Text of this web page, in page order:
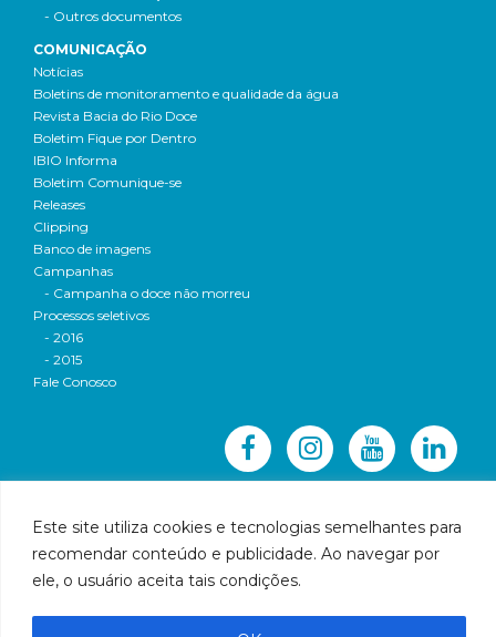
Este site utiliza cookies e tecnologias semelhantes para
recomendar conteúdo e publicidade. Ao navegar por
ele, o usuário aceita tais condições.
- Outros documentos
COMUNICAÇÃO
Notícias
Boletins de monitoramento e qualidade da água
Revista Bacia do Rio Doce
Boletim Fique por Dentro
IBIO Informa
Boletim Comunique-se
Releases
Clipping
Banco de imagens
Campanhas
- Campanha o doce não morreu
Processos seletivos
- 2016
- 2015
Fale Conosco
© 2016 CBH-Doce - Todos os direitos reservados
Rua Prudente de Morais, 1023 | Centro | Governador
Valadares | Email:cbhbaciadoriodoce@gmail.com